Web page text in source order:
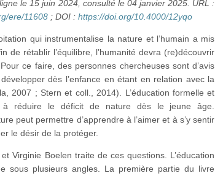
le 15 juin 2024, consulté le 04 janvier 2025. URL :
ere/11608 ; DOI :https://doi.org/10.4000/12yqo
qui instrumentalise la nature et l’humain a mis
de rétablir l’équilibre, l’humanité devra (re)découvrir
ce faire, des personnes chercheuses sont d’avis
dès l’enfance en étant en relation avec la
2007 ; Stern et coll., 2014). L’éducation formelle et
à réduire le déficit de nature dès le jeune âge.
peut permettre d’apprendre à l’aimer et à s’y sentir
le désir de la protéger.
Virginie Boelen traite de ces questions. L’éducation
sous plusieurs angles. La première partie du livre